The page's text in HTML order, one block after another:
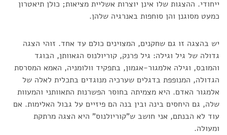
ייחודי. ההצגות שלו אינן יוצרות אשליית מציאות; כולן תיאטרון
כמעט מסוגנן והן סוחפות באנרגיה שלהן.
יש בהצגה זו גם שחקנים, המצוינים כולם עד אחד. זוהי הצגה
גדולה של גיל וגילה: גיל פרנק, קוריולנוס הגאוותן, הבוגד
והמובס, וגילה אלמגור-אגמון, בתפקיד וולומניה, האמא המסרסת
הגדולה, המנופפת בדגלים שערכיה מנוגדים בתכלית לאלה של
אלמגור האדם. היא מצמיתה בחוסר הפשרנות התאוותני והמעוות
שלה, גם היחסים בינה ובין בנה הם פיזיים על גבול האלימות. אם
עוד לא הבנתם, אני חושב ש"קוריולנוס" היא הצגה מרתקת
ומעולה.